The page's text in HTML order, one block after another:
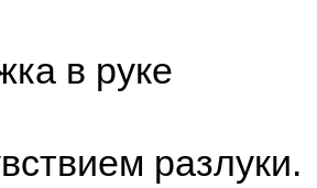
в руке
разлуки.